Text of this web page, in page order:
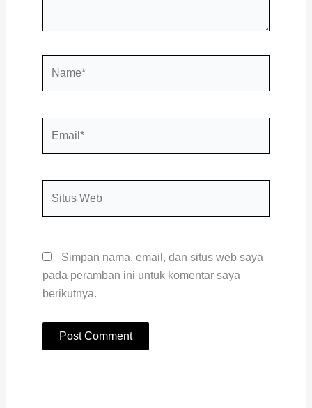
Simpan nama, email, dan situs web saya
pada peramban ini untuk komentar saya
berikutnya.